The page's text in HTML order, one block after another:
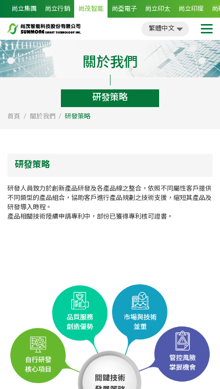
尚立集團 尚立行銷 尚茂智能 尚亞電子 尚立印太 尚立印度 尚
繁體中文
關於我們
研發策略
首頁 關於我們 研發策略
研發策略
研發人員致力於創新產品研發及各產品線之整合，依照不同屬性客戶提供
不同類型的產品組合，協助客戶進行產品規劃之技術支援，縮短其產品及
研發導入時程。
產品相關技術陸續申請專利中，部份已獲得專利核可證書。